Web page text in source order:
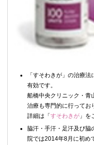
「すそわきが」の治療
有効です。
船橋中央クリニック・青
治療も専門的に行ってお
詳細は「 すそわきが 」を
脇汗・手汗・足汗及び脇
院では2014年8月に初め